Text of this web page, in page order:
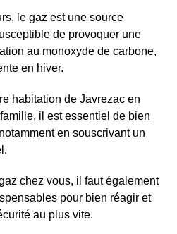
le gaz est une source
de provoquer une
au monoxyde de carbone,
en hiver.
habitation de Javrezac en
il est essentiel de bien
en souscrivant un
chez vous, il faut également
pour bien réagir et
au plus vite.